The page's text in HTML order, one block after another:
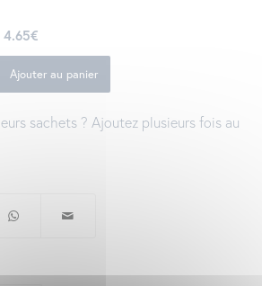
Ajouter au panier
sachets ? Ajoutez plusieurs fois au